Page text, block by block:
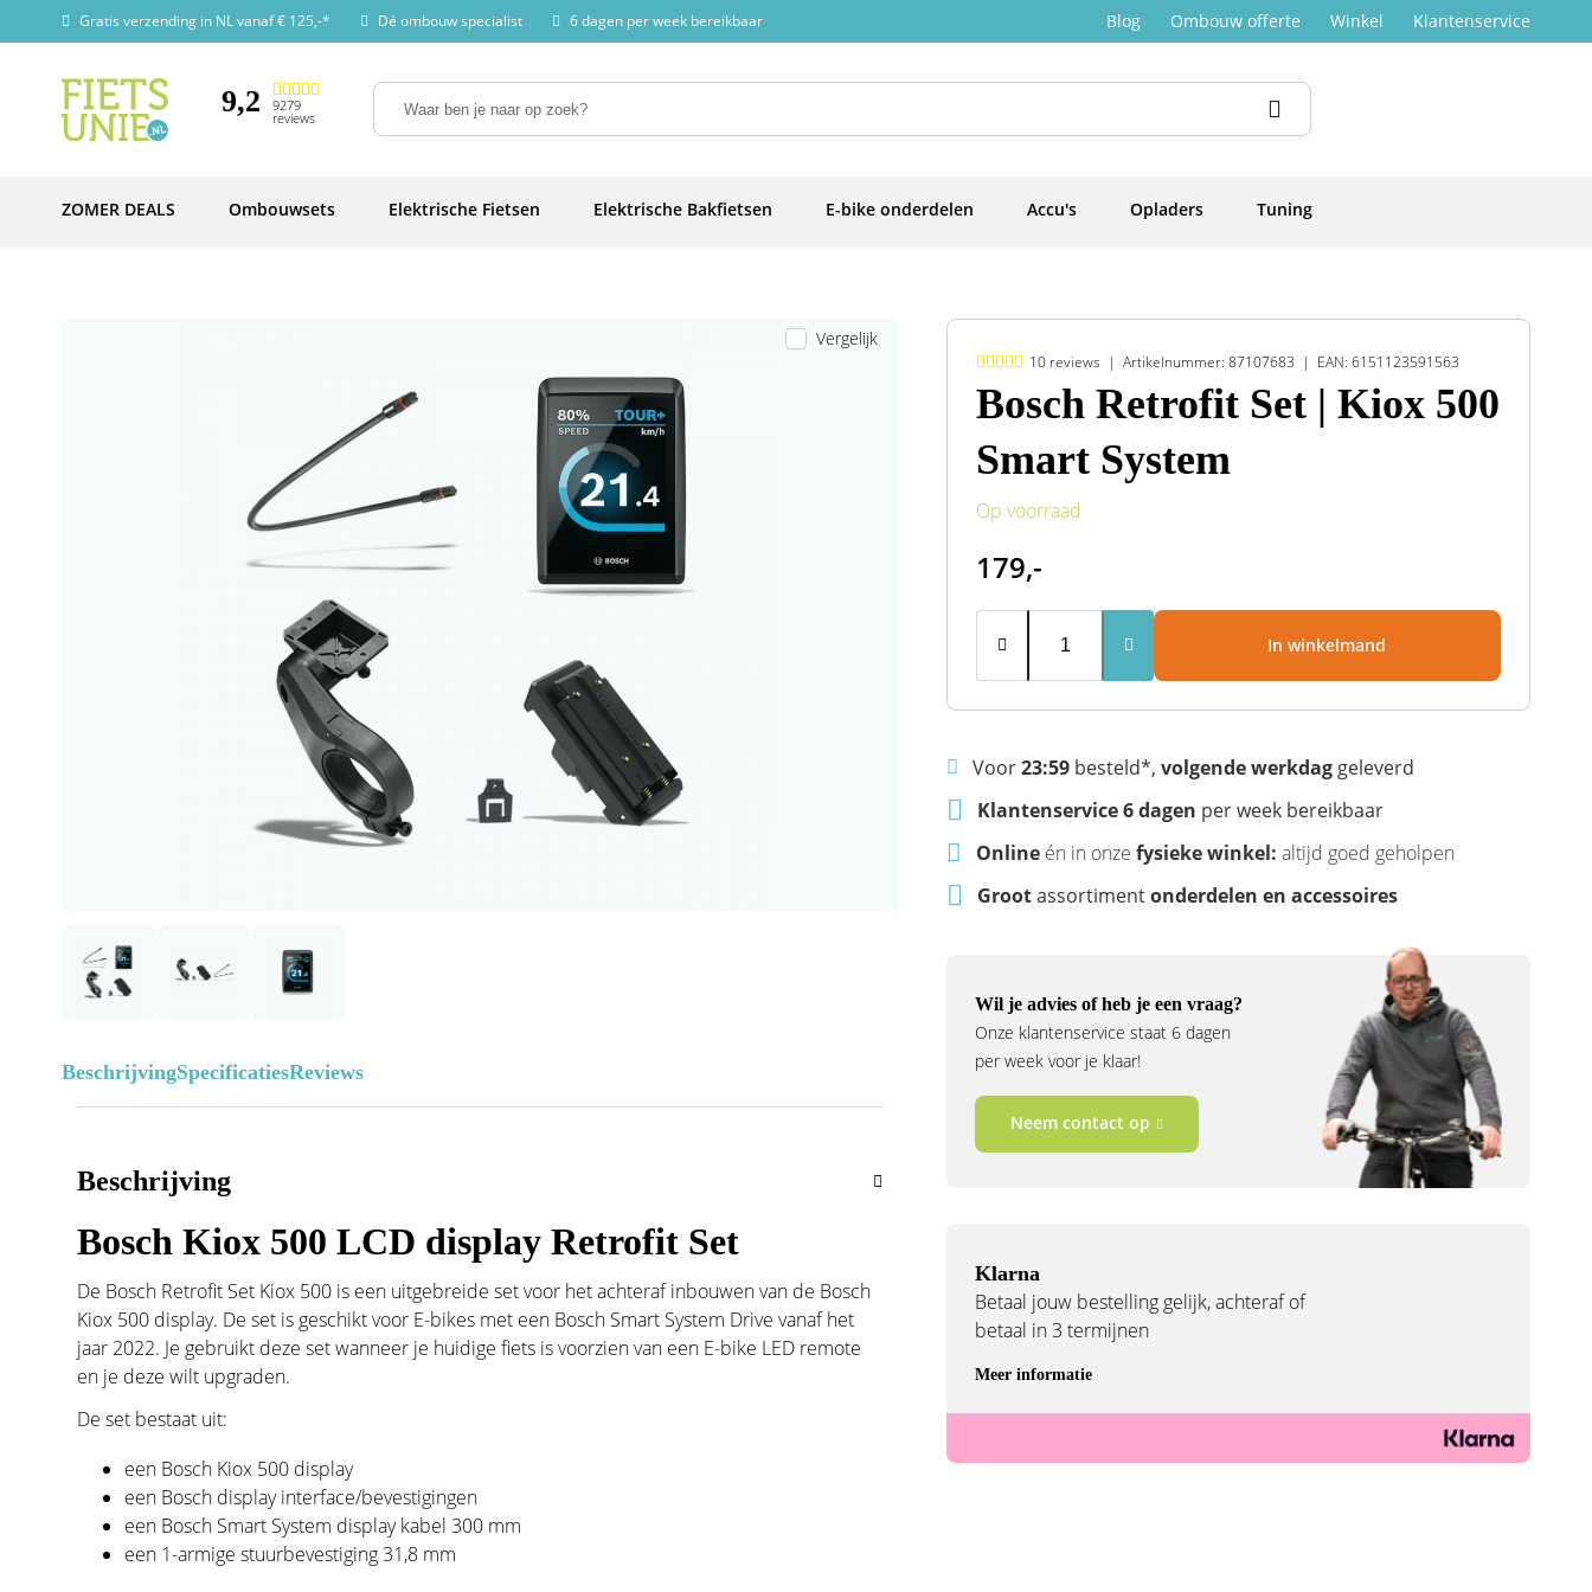
Gratis verzending in NL vanaf € 125,-* Dé ombouw specialist 6 dagen per week bereikbaar Blog Ombouw offerte Winkel Klantenservice
9,2 9279
reviews
ZOMER DEALS Ombouwsets Elektrische Fietsen Elektrische Bakfietsen E-bike onderdelen Accu's Opladers Tuning
Vergelijk
BeschrijvingSpecificatiesReviews
Beschrijving
Bosch Kiox 500 LCD display Retrofit Set
De Bosch Retrofit Set Kiox 500 is een uitgebreide set voor het achteraf inbouwen van de Bosch
Kiox 500 display. De set is geschikt voor E-bikes met een Bosch Smart System Drive vanaf het
jaar 2022. Je gebruikt deze set wanneer je huidige fiets is voorzien van een E-bike LED remote
en je deze wilt upgraden.
De set bestaat uit:
een Bosch Kiox 500 display
een Bosch display interface/bevestigingen
een Bosch Smart System display kabel 300 mm
een 1-armige stuurbevestiging 31,8 mm
10 reviews Artikelnummer: 87107683 EAN: 6151123591563
Bosch Retrofit Set | Kiox 500
Smart System
Op voorraad
179,-
In winkelmand
Voor23:59besteld*, volgende werkdaggeleverd
Klantenservice 6 dagen per week bereikbaar
Online én in onze fysieke winkel: altijd goed geholpen
Grootassortimentonderdelen en accessoires
Wil je advies of heb je een vraag?
Onze klantenservice staat 6 dagen
per week voor je klaar!
Neem contact op
Klarna
Betaal jouw bestelling gelijk, achteraf of
betaal in 3 termijnen
Meer informatie